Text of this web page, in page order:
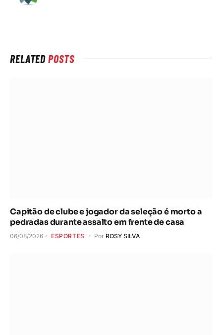
RELATEDPOSTS
Capitão de clube e jogador da seleção é morto a
pedradas durante assalto em frente de casa
06/08/2026 ESPORTES Por ROSY SILVA